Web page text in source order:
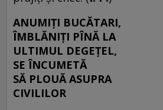
ANUMIŢI BUCĂTARI,
ÎMBLĂNIŢI PÎNĂ LA
ULTIMUL DEGEŢEL,
SE ÎNCUMETĂ
SĂ PLOUĂ ASUPRA
CIVILILOR